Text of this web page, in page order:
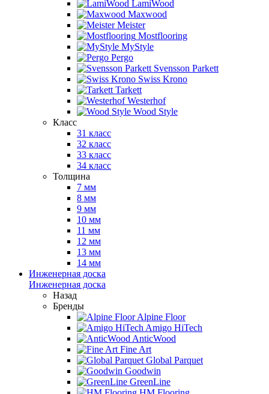
LamiWood
Maxwood
Meister
Mostflooring
MyStyle
Pergo
Svensson Parkett
Swiss Krono
Tarkett
Westerhof
Wood Style
Класс
31 класс
32 класс
33 класс
34 класс
Толщина
7 мм
8 мм
9 мм
10 мм
11 мм
12 мм
13 мм
14 мм
Инженерная доска
Инженерная доска
Назад
Бренды
Alpine Floor
Amigo HiTech
AnticWood
Fine Art
Global Parquet
Goodwin
GreenLine